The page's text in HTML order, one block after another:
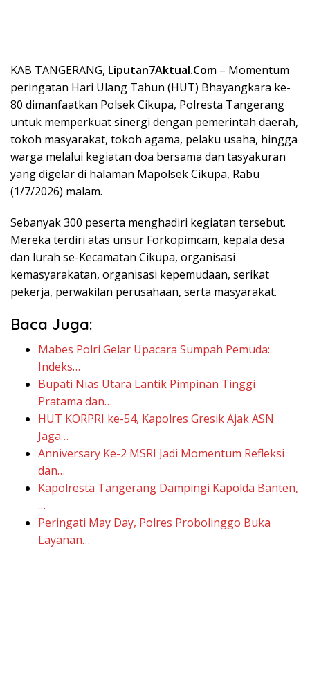
KAB TANGERANG, Liputan7Aktual.Com – Momentum
peringatan Hari Ulang Tahun (HUT) Bhayangkara ke-
80 dimanfaatkan Polsek Cikupa, Polresta Tangerang
untuk memperkuat sinergi dengan pemerintah daerah,
tokoh masyarakat, tokoh agama, pelaku usaha, hingga
warga melalui kegiatan doa bersama dan tasyakuran
yang digelar di halaman Mapolsek Cikupa, Rabu
(1/7/2026) malam.
Sebanyak 300 peserta menghadiri kegiatan tersebut.
Mereka terdiri atas unsur Forkopimcam, kepala desa
dan lurah se-Kecamatan Cikupa, organisasi
kemasyarakatan, organisasi kepemudaan, serikat
pekerja, perwakilan perusahaan, serta masyarakat.
Baca Juga:
Mabes Polri Gelar Upacara Sumpah Pemuda:
Indeks…
Bupati Nias Utara Lantik Pimpinan Tinggi
Pratama dan…
HUT KORPRI ke-54, Kapolres Gresik Ajak ASN
Jaga…
Anniversary Ke-2 MSRI Jadi Momentum Refleksi
dan…
Kapolresta Tangerang Dampingi Kapolda Banten,
…
Peringati May Day, Polres Probolinggo Buka
Layanan…